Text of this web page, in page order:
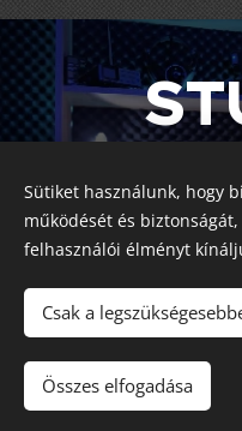
Érdekel honnan indul ez
bejegyzést errőlitt
Minden jog fenntartva!
Sütiket használunk, hogy
működését és
felhasználói élményt
Csak a
Összes elfogadása